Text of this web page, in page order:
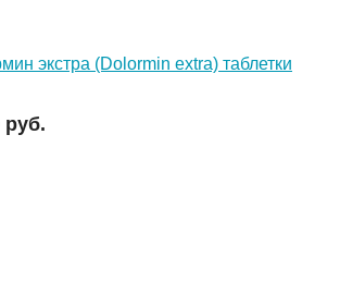
экстра (Dolormin extra) таблетки
руб.